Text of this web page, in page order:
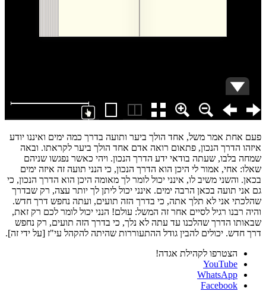
פעם אחת אמר משל, אחד הולך ביער ותועה בדרך כמה ימים ואיננו יודע
איזהו הדרך הנכון, פתאום רואה אדם אחד הולך ביער לקראתו. ובאה
שמחה בלבו, שעתה בודאי ידע הדרך הנכון. ויהי כאשר נפגשו שניהם
שאלו: אחי, אמור לי היכן הוא הדרך הנכון, כי הנני תועה זה איזה ימים
בכאן. והשני משיב לו, אינני יכול לומר לך מאומה היכן הוא הדרך הנכון, כי
גם אני תועה בכאן הרבה ימים. אינני יכול ליתן לך יותר עצה, רק שבדרך
שהלכתי אני לא תלך אתה, כי בדרך הזה תועים, ועתה נחפש דרך חדש.
והיה רבנו רגיל לסיים אחר זה המשל: עולם! הנני יכול לומר לכם רק זאת,
שבאותו הדרך שהלכנו עד עתה לא נלך, כי בדרך הזה תועים, רק נחפש
דרך חדש. יכולים להבין גודל ההתעוררות שהיתה להקהל עי"ז [על ידי זה].
הצטרפו לקהילת אגדה!
YouTube
WhatsApp
Facebook